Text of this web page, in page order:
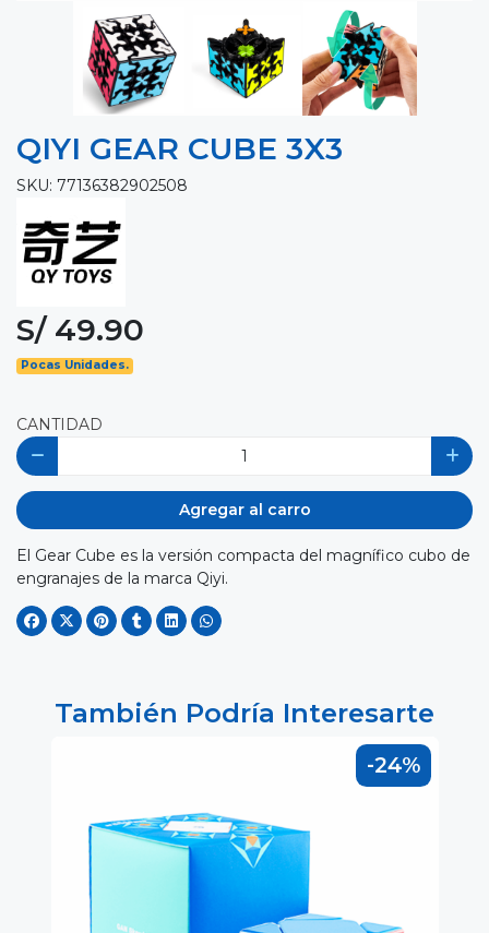
QIYI GEAR CUBE 3X3
SKU: 77136382902508
S/ 49.90
Pocas Unidades.
CANTIDAD
Agregar al carro
El Gear Cube es la versión compacta del magnífico cubo de
engranajes de la marca Qiyi.
También Podría Interesarte
-24%